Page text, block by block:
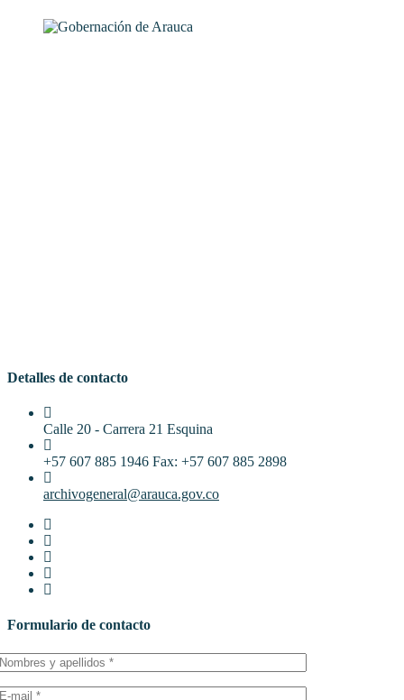
Detalles de contacto
Calle 20 - Carrera 21 Esquina
+57 607 885 1946 Fax: +57 607 885 2898
archivogeneral@arauca.gov.co
Formulario de contacto